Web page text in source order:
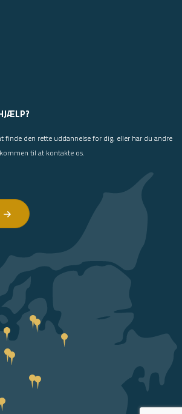
finde den rette uddannelse for dig, eller har du andre
til at kontakte os.